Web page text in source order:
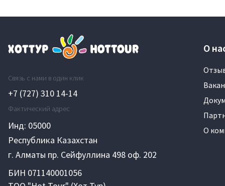
Связь с нами в один клик
+7 (727) 310 14-14
Фактический адрес
Инд: 05000
Республика Казахстан
г. Алматы пр. Сейфуллина 498 оф. 202
БИН 071140001056
О
О